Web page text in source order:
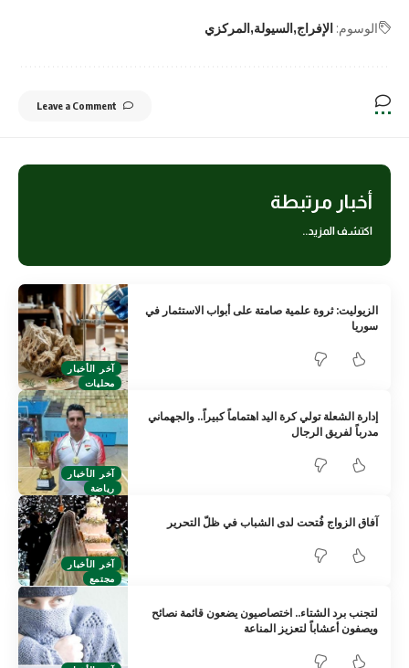
الوسوم: الإفراج السيولة المركزي
Leave a Comment
أخبار مرتبطة
اكتشف المزيد..
آخر الأخبار
محليات
الزيوليت: ثروة علمية صامتة على أبواب الاستثمار في
سوريا
آخر الأخبار
رياضة
إدارة الشعلة تولي كرة اليد اهتماماً كبيراً.. والجهماني
مدرباً لفريق الرجال
آخر الأخبار
مجتمع
آفاق الزواج فُتحت لدى الشباب في ظلّ التحرير
لتجنب برد الشتاء.. اختصاصيون يضعون قائمة نصائح
ويصفون أعشاباً لتعزيز المناعة